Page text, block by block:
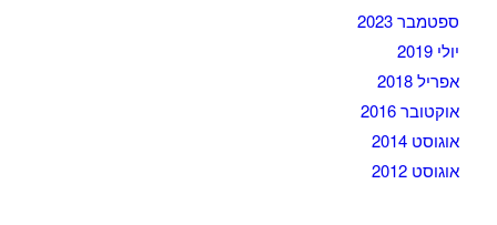
ספטמבר 2023
יולי 2019
אפריל 2018
אוקטובר 2016
אוגוסט 2014
אוגוסט 2012